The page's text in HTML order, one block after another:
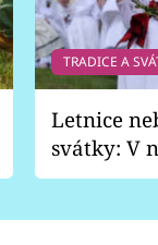
TRADICE A
Letnice
svátky: V
pondělí